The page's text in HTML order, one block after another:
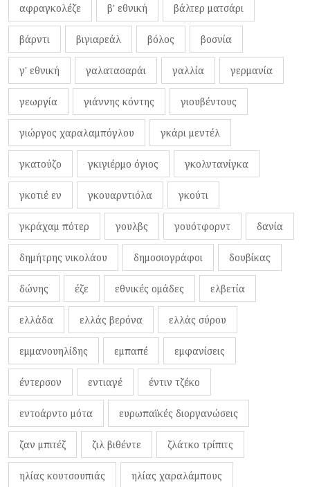
αφραγκολέζε β' εθνική βάλτερ ματσάρι
βάρντι βιγιαρεάλ βόλος βοσνία
γ' εθνική γαλατασαράι γαλλία γερμανία
γεωργία γιάννης κόντης γιουβέντους
γιώργος χαραλαμπόγλου γκάρι μεντέλ
γκατούζο γκιγιέρμο όγιος γκολντανίγκα
γκοτιέ εν γκουαρντιόλα γκούτι
γκράχαμ πότερ γουλβς γουότφορντ δανία
δημήτρης νικολάου δημοσιογράφοι δουβίκας
δώνης έζε εθνικές ομάδες ελβετία
ελλάδα ελλάς βερόνα ελλάς σύρου
εμμανουηλίδης εμπαπέ εμφανίσεις
έντερσον εντιαγέ έντιν τζέκο
εντοάρντο μότα ευρωπαϊκές διοργανώσεις
ζαν μπιτέζ ζιλ βιθέντε ζλάτκο τρίπιτς
ηλίας κουτσουπιάς ηλίας χαραλάμπους